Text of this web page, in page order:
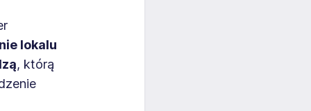
lokalu
, którą